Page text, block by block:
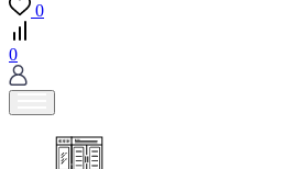
0
0